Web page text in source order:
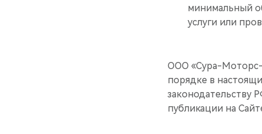
минимальный
услуги или
ООО «Сура-Моторс-
порядке в
законодательству
публикации на